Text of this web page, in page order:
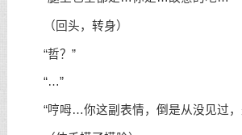
（回头，转身）
“哲？”
“…”
“哼呣…你这副表情，倒是从没见过，